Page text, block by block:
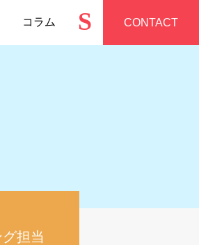
コラム S CONTACT
担当